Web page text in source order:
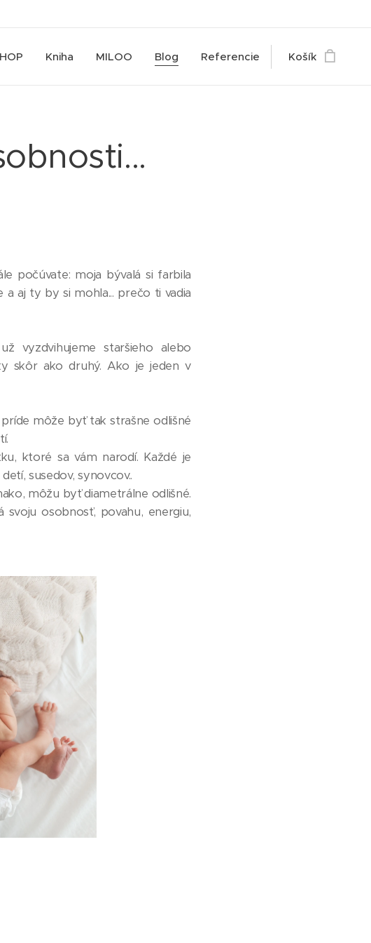
Kniha MILOO Blog Referencie Košík
počúvate: moja bývalá si farbila
a aj ty by si mohla... prečo ti vadia
vyzdvihujeme staršieho alebo
skôr ako druhý. Ako je jeden v
môže byť tak strašne odlišné
ktoré sa vám narodí. Každé je
susedov, synovcov..
môžu byť diametrálne odlišné.
osobnosť, povahu, energiu,